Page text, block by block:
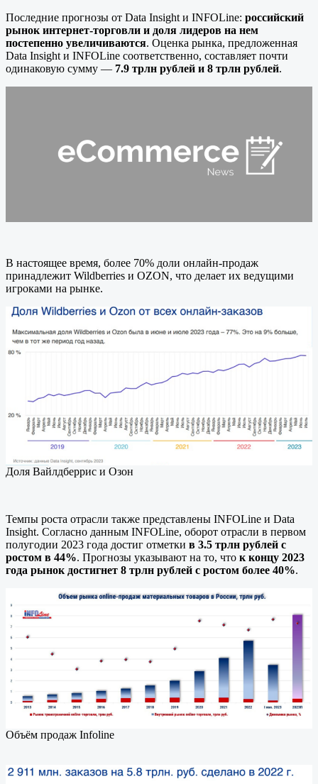
Последние прогнозы от Data Insight и INFOLine: российский
рынок интернет-торговли и доля лидеров на нем
постепенно увеличиваются. Оценка рынка, предложенная
Data Insight и INFOLine соответственно, составляет почти
одинаковую сумму — 7.9 трлн рублей и 8 трлн рублей.
В настоящее время, более 70% доли онлайн-продаж
принадлежит Wildberries и OZON, что делает их ведущими
игроками на рынке.
Доля Вайлдберрис и Озон
Темпы роста отрасли также представлены INFOLine и Data
Insight. Согласно данным INFOLine, оборот отрасли в первом
полугодии 2023 года достиг отметки в 3.5 трлн рублей с
ростом в 44%. Прогнозы указывают на то, что к концу 2023
года рынок достигнет 8 трлн рублей с ростом более 40%.
Объём продаж Infoline